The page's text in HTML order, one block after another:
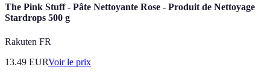
The Pink Stuff - Pâte Nettoyante Rose - Produit de Nettoyage
Stardrops 500 g
Rakuten FR
13.49 EURVoir le prix